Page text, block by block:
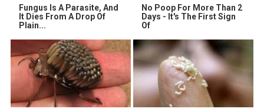
Fungus Is A Parasite, And
It Dies From A Drop Of
Plain...
No Poop For More Than 2
Days - It's The First Sign
Of